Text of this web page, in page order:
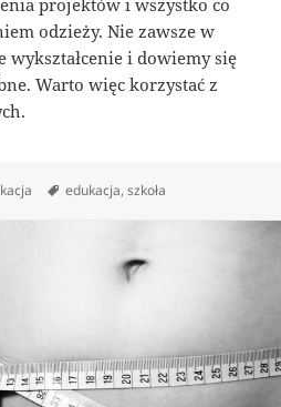
odzieży. Nie zawsze w
wykształcenie i dowiemy się
Warto więc korzystać z
Tagi
edukacja,szkoła